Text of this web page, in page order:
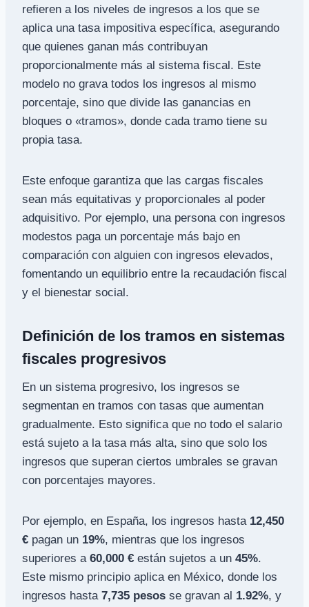
refieren a los niveles de ingresos a los que se
aplica una tasa impositiva específica, asegurando
que quienes ganan más contribuyan
proporcionalmente más al sistema fiscal. Este
modelo no grava todos los ingresos al mismo
porcentaje, sino que divide las ganancias en
bloques o «tramos», donde cada tramo tiene su
propia tasa.
Este enfoque garantiza que las cargas fiscales
sean más equitativas y proporcionales al poder
adquisitivo. Por ejemplo, una persona con ingresos
modestos paga un porcentaje más bajo en
comparación con alguien con ingresos elevados,
fomentando un equilibrio entre la recaudación fiscal
y el bienestar social.
Definición de los tramos en sistemas
fiscales progresivos
En un sistema progresivo, los ingresos se
segmentan en tramos con tasas que aumentan
gradualmente. Esto significa que no todo el salario
está sujeto a la tasa más alta, sino que solo los
ingresos que superan ciertos umbrales se gravan
con porcentajes mayores.
Por ejemplo, en España, los ingresos hasta 12,450
€ pagan un 19%, mientras que los ingresos
superiores a 60,000 € están sujetos a un 45%.
Este mismo principio aplica en México, donde los
ingresos hasta 7,735 pesos se gravan al 1.92%, y